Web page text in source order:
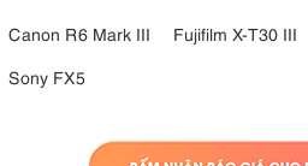
Canon R6 Mark III
Fujifilm X-T30 III
Sony FX5